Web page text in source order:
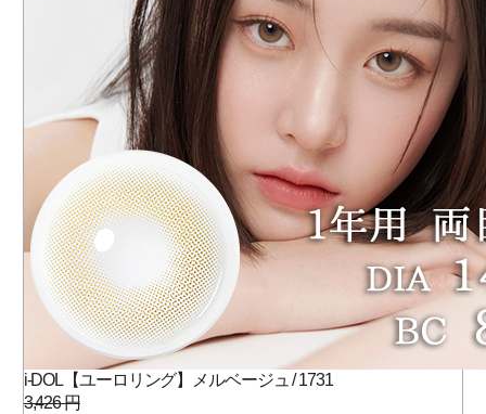
i-DOL【ユーロリング】メルベージュ / 1731
3,426 円